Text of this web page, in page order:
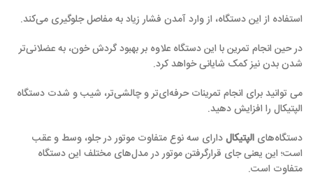
استفاده از این دستگاه، از وارد آمدن فشار زیاد به مفاصل جلوگیری می‌کند.
در حین انجام تمرین با این دستگاه علاوه‌ بر بهبود گردش خون، به عضلانی‌تر
شدن بدن نیز کمک شایانی خواهد کرد.
می توانید برای انجام تمرینات حرفه‌ای‌تر و چالشی‌تر، شیب و شدت دستگاه
الپتیکال را افزایش دهید.
دستگاه‌های الپتیکالدارای سه نوع متفاوت موتور در جلو، وسط و عقب
است؛ این یعنی جای قرارگرفتن موتور در مدل‌های مختلف این دستگاه
متفاوت است.